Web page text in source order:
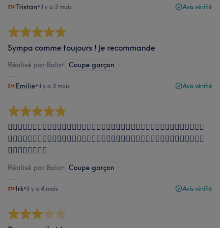
Tristan•il y a 3 mois Avis vérifié
Sympa comme toujours ! Je recommande
Réalisé par Bala• Coupe garçon
Emilie•il y a 3 mois Avis vérifié
👌🏾👌🏾👌🏾👍🏾👍🏾👍🏾👍🏾👍🏾👍🏾👍🏾👍🏾👍🏾👍🏾👍🏾👍🏾👍🏾👍🏾👍🏾👍🏾👍🏾
👍🏾👍🏾👍🏾👍🏾👍🏾👍🏾👍🏾👍🏾👍🏾👍🏾👍🏾👍🏾👍🏾👍🏾👍🏾👍🏾👍🏾👍🏾👍🏾👍🏾
👍🏾👍🏾👍🏾👍🏾
Réalisé par Bala• Coupe garçon
Irk•il y a 4 mois Avis vérifié